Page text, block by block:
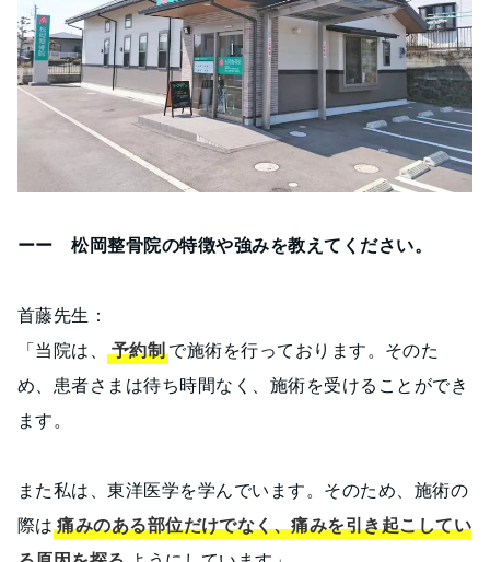
ーー 松岡整骨院の特徴や強みを教えてください。
首藤先生：
「当院は、予約制で施術を行っております。そのた
め、患者さまは待ち時間なく、施術を受けることができ
ます。
また私は、東洋医学を学んでいます。そのため、施術の
際は 痛みのある部位だけでなく、痛みを引き起こしてい